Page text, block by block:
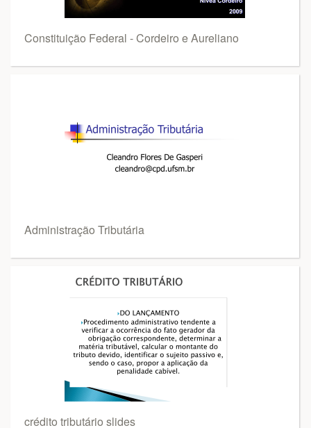
Constituição Federal - Cordeiro e Aureliano
Administração Tributária
crédito tributário slides